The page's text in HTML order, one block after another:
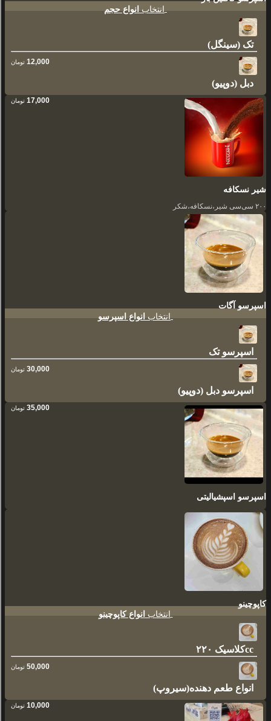
انتخاب انواع حجم
تک (سینگل)
12,000 تومان
دبل (دوپیو)
17,000 تومان
شیر نسکافه
۲۰۰ سی‌سی شیر،نسکافه،شکر
اسپرسو آگات
انتخاب انواع اسپرسو
اسپرسو تک
30,000 تومان
اسپرسو دبل (دوپیو)
35,000 تومان
اسپرسو اسپشیالیتی
کاپوچینو
انتخاب انواع کاپوچینو
کلاسیک ۲۲۰cc
50,000 تومان
انواع طعم دهنده(سیروپ)
10,000 تومان